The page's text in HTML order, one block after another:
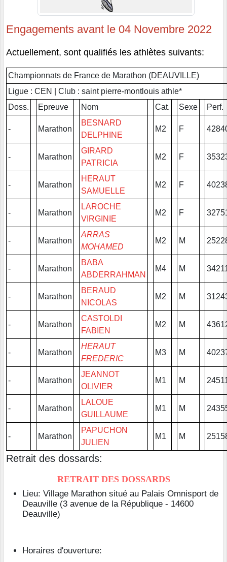
Engagements avant le 04 Novembre 2022
Actuellement, sont qualifiés les athlètes suivants:
Championnats de France de Marathon (DEAUVILLE)
Ligue : CEN | Club : saint pierre-montlouis athle*
Doss.
Epreuve Nom Cat. Sexe Perf.
- Marathon
BESNARD
DELPHINE
M2 F
- Marathon
GIRARD
PATRICIA
M2 F
- Marathon
HERAUT
SAMUELLE
M2 F
- Marathon
LAROCHE
VIRGINIE
M2 F
- Marathon
ARRAS
MOHAMED
M2 M
- Marathon
BABA
ABDERRAHMAN
M4 M
- Marathon
BERAUD
NICOLAS
M2 M
- Marathon
CASTOLDI
FABIEN
M2 M
- Marathon
HERAUT
FREDERIC
M3 M
- Marathon
JEANNOT
OLIVIER
M1 M
- Marathon
LALOUE
GUILLAUME
M1 M
- Marathon
PAPUCHON
JULIEN
M1 M
Retrait des dossards:
RETRAIT DES DOSSARDS
Lieu: Village Marathon situé au Palais Omnisport de
Deauville (3 avenue de la République - 14600
Deauville)
Horaires d'ouverture: